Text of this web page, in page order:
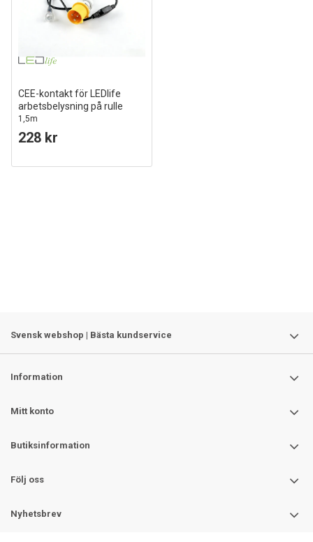
CEE-kontakt för LEDlife
arbetsbelysning på rulle
1,5m
228 kr
Svensk webshop | Bästa kundservice
Information
Mitt konto
Butiksinformation
Följ oss
Nyhetsbrev